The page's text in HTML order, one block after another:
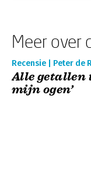
Meer over
Recensie | Peter de
Alle getallen
mijn ogen’